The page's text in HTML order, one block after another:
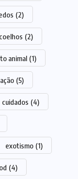
(2)
coelhos (2)
animal (1)
(5)
cuidados (4)
exotismo (1)
(4)